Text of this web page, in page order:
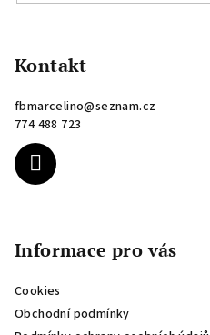
Kontakt
fbmarcelino@seznam.cz
774 488 723
Informace pro vás
Cookies
Obchodní podmínky